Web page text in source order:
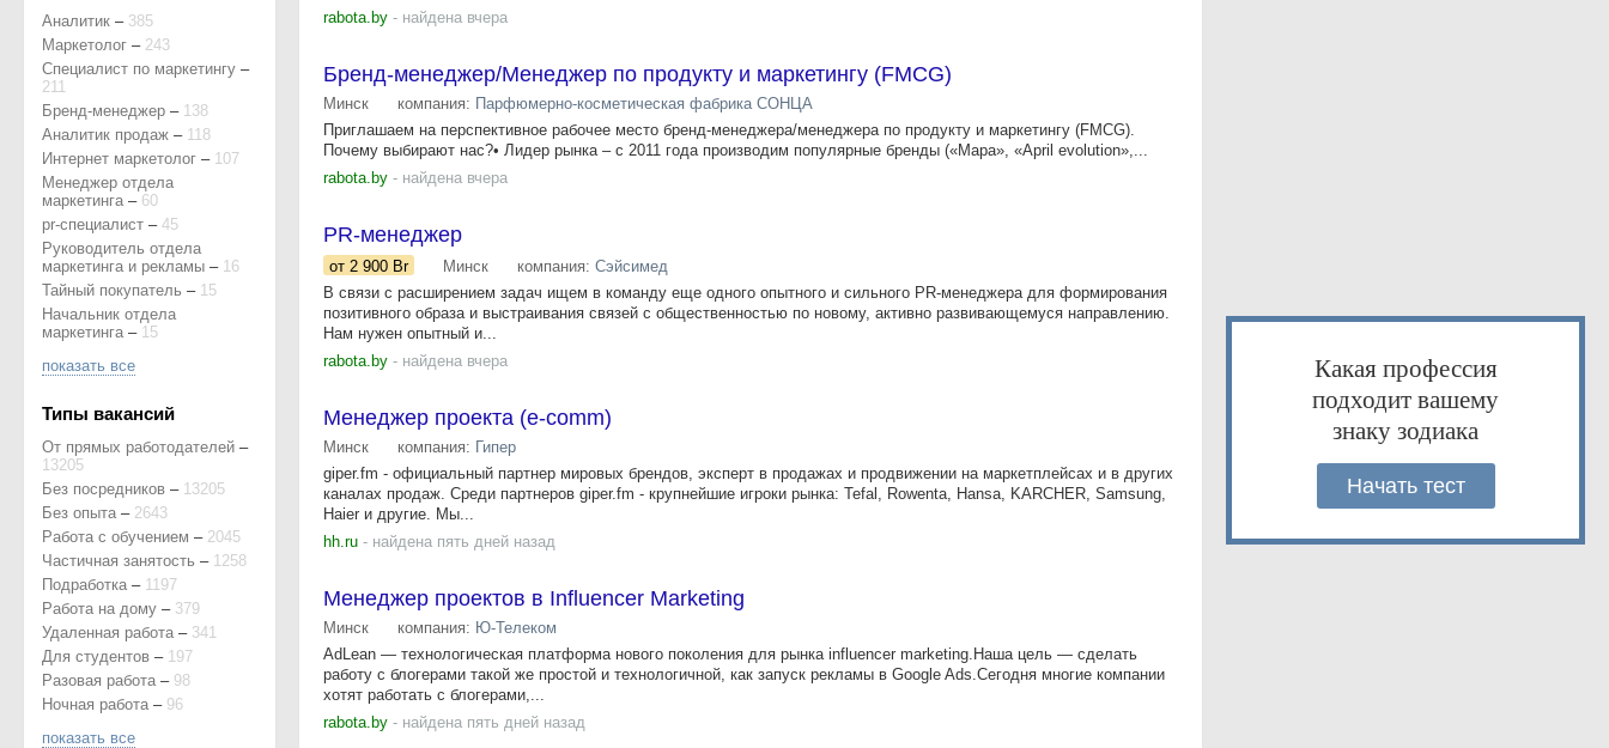
rabota.by - найдена вчера
Бренд-менеджер/Менеджер по продукту и маркетингу (FMCG)
Минск компания: Парфюмерно-косметическая фабрика СОНЦА
Приглашаем на перспективное рабочее место бренд-менеджера/менеджера по продукту и маркетингу (FMCG).
Почему выбирают нас?• Лидер рынка – с 2011 года производим популярные бренды («Мара», «April evolution»,...
rabota.by - найдена вчера
PR-менеджер
от 2 900 Br Минск компания: Сэйсимед
В связи с расширением задач ищем в команду еще одного опытного и сильного PR-менеджера для формирования
позитивного образа и выстраивания связей с общественностью по новому, активно развивающемуся направлению.
Нам нужен опытный и...
rabota.by - найдена вчера
Менеджер проекта (e-comm)
Минск компания: Гипер
giper.fm - официальный партнер мировых брендов, эксперт в продажах и продвижении на маркетплейсах и в других
каналах продаж. Среди партнеров giper.fm - крупнейшие игроки рынка: Tefal, Rowenta, Hansa, KARCHER, Samsung,
Haier и другие. Мы...
hh.ru - найдена пять дней назад
Менеджер проектов в Influencer Marketing
Минск компания: Ю-Телеком
AdLean — технологическая платформа нового поколения для рынка influencer marketing.Наша цель — сделать
работу с блогерами такой же простой и технологичной, как запуск рекламы в Google Ads.Сегодня многие компании
хотят работать с блогерами,...
rabota.by - найдена пять дней назад
Аналитик – 385
Маркетолог – 243
Специалист по маркетингу –
211
Бренд-менеджер – 138
Аналитик продаж – 118
Интернет маркетолог – 107
Менеджер отдела
маркетинга – 60
pr-специалист – 45
Руководитель отдела
маркетинга и рекламы – 16
Тайный покупатель – 15
Начальник отдела
маркетинга – 15
показать все
Типы вакансий
От прямых работодателей –
13205
Без посредников – 13205
Без опыта – 2643
Работа с обучением – 2045
Частичная занятость – 1258
Подработка – 1197
Работа на дому – 379
Удаленная работа – 341
Для студентов – 197
Разовая работа – 98
Ночная работа – 96
показать все
Какая профессия
подходит вашему
знаку зодиака
Начать тест